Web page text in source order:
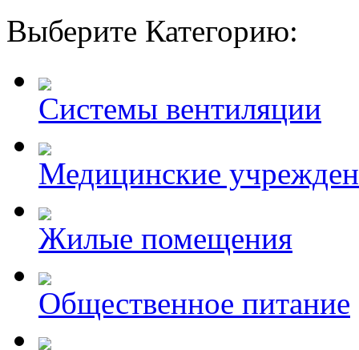
Выберите Категорию:
Системы вентиляции
Медицинские
Жилые помещения
Общественное питание